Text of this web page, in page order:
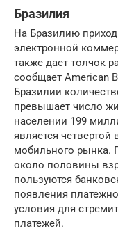
Бразилия
На Бразилию
электронной
также дает толчок
сообщает American
Бразилии
превышает число
населении 199
является
мобильного рынка.
около половины
пользуются
появления
условия для
платежей.